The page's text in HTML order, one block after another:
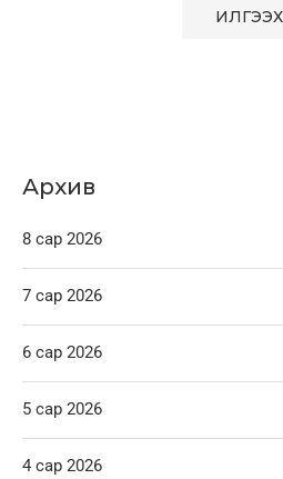
Архив
8 сар 2026
7 сар 2026
6 сар 2026
5 сар 2026
4 сар 2026